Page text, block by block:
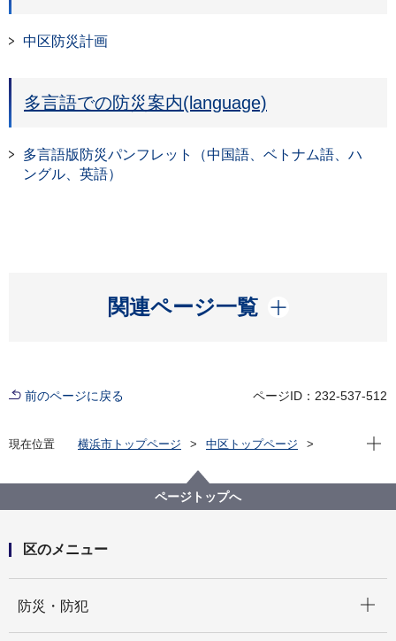
中区防災計画
多言語での防災案内(language)
多言語版防災パンフレット（中国語、ベトナム語、ハ
ングル、英語）
関連ページ一覧
開く
前のページに戻る ページID：232-537-512
現在位置 横浜市トップページ
中区トップページ
現在
ページトップへ
区のメニュー
防災・防犯